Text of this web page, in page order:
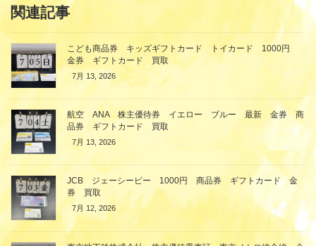
関連記事
こども商品券 キッズギフトカード トイカード 1000円
金券 ギフトカード 買取
7月 13, 2026
航空 ANA 株主優待券 イエロー ブルー 最新 金券 商
品券 ギフトカード 買取
7月 13, 2026
JCB ジェーシービー 1000円 商品券 ギフトカード 金
券 買取
7月 12, 2026